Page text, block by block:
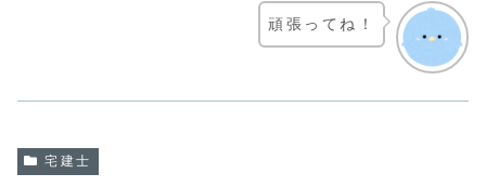
頑張ってね！
宅建士